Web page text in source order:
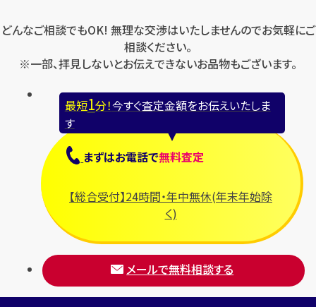
どんなご相談でもOK! 無理な交渉はいたしませんのでお気軽にご
相談ください。
※一部、拝見しないとお伝えできないお品物もございます。
最短1分！今すぐ査定金額をお伝えいたしま
す
まずはお電話で無料査定
【総合受付】24時間・年中無休(年末年始除
く)
メールで無料相談する